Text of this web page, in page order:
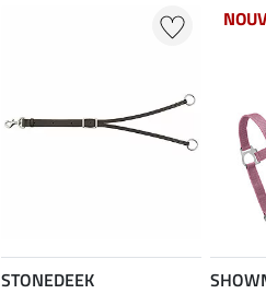
STONEDEEK